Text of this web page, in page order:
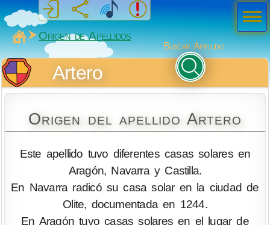
MiSabueso
Origen de Apellidos
Buscar Apellido
Artero
Origen del apellido Artero
Este apellido tuvo diferentes casas solares en
Aragón, Navarra y Castilla.
En Navarra radicó su casa solar en la ciudad de
Olite, documentada en 1244.
En Aragón tuvo casas solares en el lugar de
Men
ú